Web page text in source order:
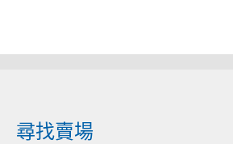
尋找賣場